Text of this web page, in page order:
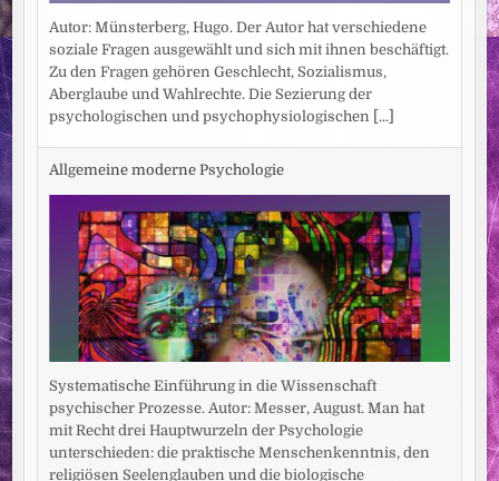
Autor: Münsterberg, Hugo. Der Autor hat verschiedene
soziale Fragen ausgewählt und sich mit ihnen beschäftigt.
Zu den Fragen gehören Geschlecht, Sozialismus,
Aberglaube und Wahlrechte. Die Sezierung der
psychologischen und psychophysiologischen [...]
Allgemeine moderne Psychologie
Systematische Einführung in die Wissenschaft
psychischer Prozesse. Autor: Messer, August. Man hat
mit Recht drei Hauptwurzeln der Psychologie
unterschieden: die praktische Menschenkenntnis, den
religiösen Seelenglauben und die biologische